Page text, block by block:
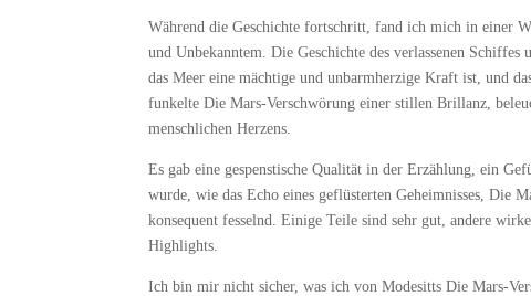
Während die Geschichte fortschritt, fand ich mich in einer
und Unbekanntem. Die Geschichte des verlassenen
das Meer eine mächtige und unbarmherzige Kraft ist, und
funkelte Die Mars-Verschwörung einer stillen Brillanz,
menschlichen Herzens.
Es gab eine gespenstische Qualität in der Erzählung, ein
wurde, wie das Echo eines geflüsterten Geheimnisses, Die
konsequent fesselnd. Einige Teile sind sehr gut, andere
Highlights.
Ich bin mir nicht sicher, was ich von Modesitts Die Mars-